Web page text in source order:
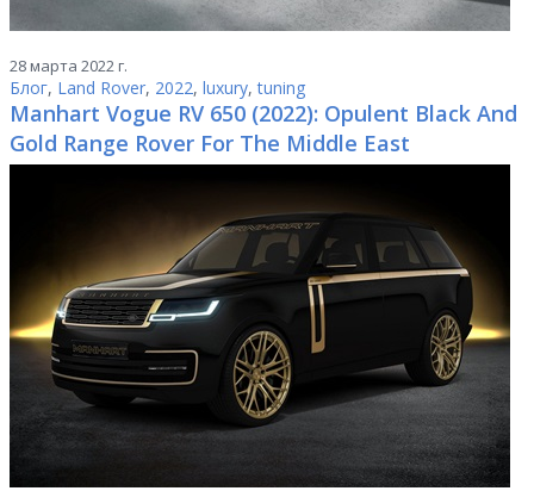
28 марта 2022 г.
Блог, Land Rover, 2022, luxury,tuning
Manhart Vogue RV 650 (2022): Opulent Black And
Gold Range Rover For The Middle East